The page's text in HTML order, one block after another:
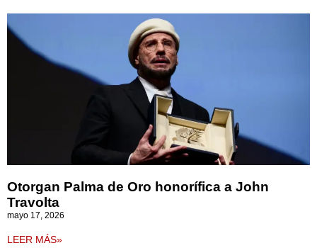
Otorgan Palma de Oro honorífica a John
Travolta
mayo 17, 2026
LEER MÁS»